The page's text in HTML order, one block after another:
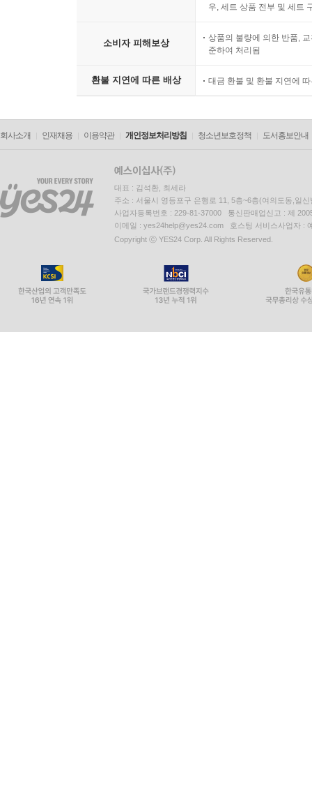
우, 세트 상품 전부 및 세트
소비자 피해보상
상품의 불량에 의한 반품,
준하여 처리됨
환불 지연에 따른 배상 대금 환불 및 환불 지연에
회사소개 인재채용 이용약관 개인정보처리방침 청소년보호정책 도서홍보안내
대표 : 김석환, 최세라
주소 : 서울시 영등포구 은행로 11, 5층~6층(여의도동,일신
사업자등록번호 : 229-81-37000 통신판매업신고 : 제
이메일 : yes24help@yes24.com 호스팅 서비스사업자 :
Copyright ⓒ YES24 Corp. All Rights Reserved.